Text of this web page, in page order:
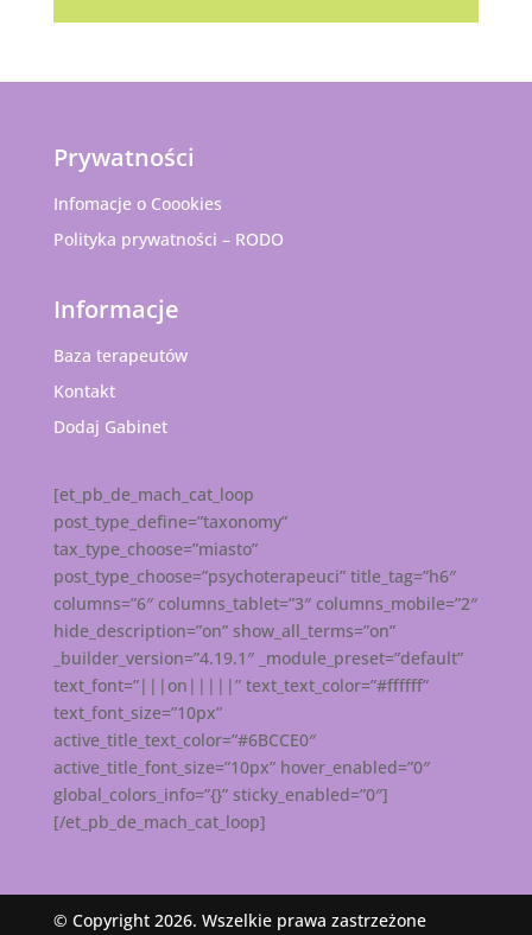
Prywatności
Infomacje o Coookies
Polityka prywatności – RODO
Informacje
Baza terapeutów
Kontakt
Dodaj Gabinet
[et_pb_de_mach_cat_loop
post_type_define=”taxonomy”
tax_type_choose=”miasto”
post_type_choose=”psychoterapeuci” title_tag=”h6″
columns=”6″ columns_tablet=”3″ columns_mobile=”2″
hide_description=”on” show_all_terms=”on”
_builder_version=”4.19.1″ _module_preset=”default”
text_font=”|||on|||||” text_text_color=”#ffffff”
text_font_size=”10px”
active_title_text_color=”#6BCCE0″
active_title_font_size=”10px” hover_enabled=”0″
global_colors_info=”{}” sticky_enabled=”0″]
[/et_pb_de_mach_cat_loop]
© Copyright 2026. Wszelkie prawa zastrzeżone